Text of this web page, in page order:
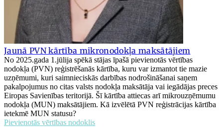
Jaunā PVN kārtība mikronodokļa maksātājiem
No 2025.gada 1.jūlija spēkā stājas īpašā pievienotās vērtības
nodokļa (PVN) reģistrēšanās kārtība, kuru var izmantot tie mazie
uzņēmumi, kuri saimnieciskās darbības nodrošināšanai saņem
pakalpojumus no citas valsts nodokļa maksātāja vai iegādājas preces
Eiropas Savienības teritorijā. Šī kārtība attiecas arī mikrouzņēmumu
nodokļa (MUN) maksātājiem. Kā izvēlētā PVN reģistrācijas kārtība
ietekmē MUN statusu?
Pievienotās vērtības nodoklis